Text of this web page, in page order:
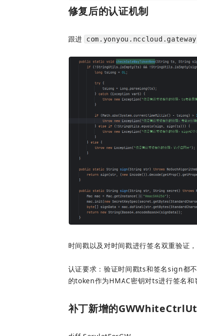
修复后的认证机制
跟进
时间戳以及对时间戳进行签名双重验证
认证要求：验证时间戳ts和签名sign都
的token作为HMAC密钥对ts进行签名和
补丁新增的